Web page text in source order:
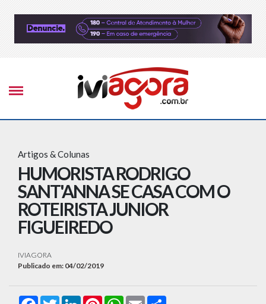
Artigos & Colunas
HUMORISTA RODRIGO
SANT'ANNA SE CASA COM O
ROTEIRISTA JUNIOR
FIGUEIREDO
IVIAGORA
Publicado em: 04/02/2019
FacebookTwitterLinkedInPinterestWhatsApp
Email